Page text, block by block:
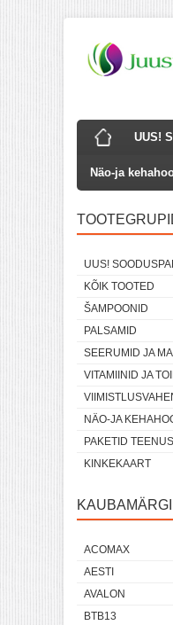
UUS!
Näo-ja
UUS!
KÕIK TOOTED
ŠAMPOONID
PALSAMID
SEERUMID JA
VITAMIINID JA
NÄO-JA
PAKETID
KINKEKAART
ACOMAX
AESTI
AVALON
BTB13